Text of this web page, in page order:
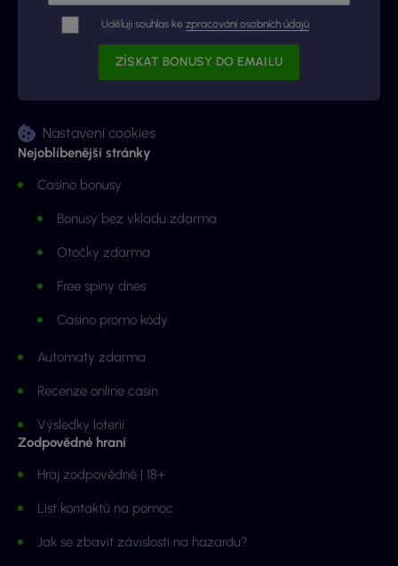
Uděluji souhlas ke zpracování osobních údajů
Nastavení cookies
Nejoblíbenější stránky
Casino bonusy
Bonusy bez vkladu zdarma
Otočky zdarma
Free spiny dnes
Casino promo kódy
Automaty zdarma
Recenze online casin
Výsledky loterií
Zodpovědné hraní
Hraj zodpovědně | 18+
List kontaktů na pomoc
Jak se zbavit závislosti na hazardu?